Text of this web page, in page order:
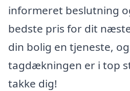
informeret beslutning
bedste pris for dit
din bolig en tjeneste,
tagdækningen er i top
takke dig!